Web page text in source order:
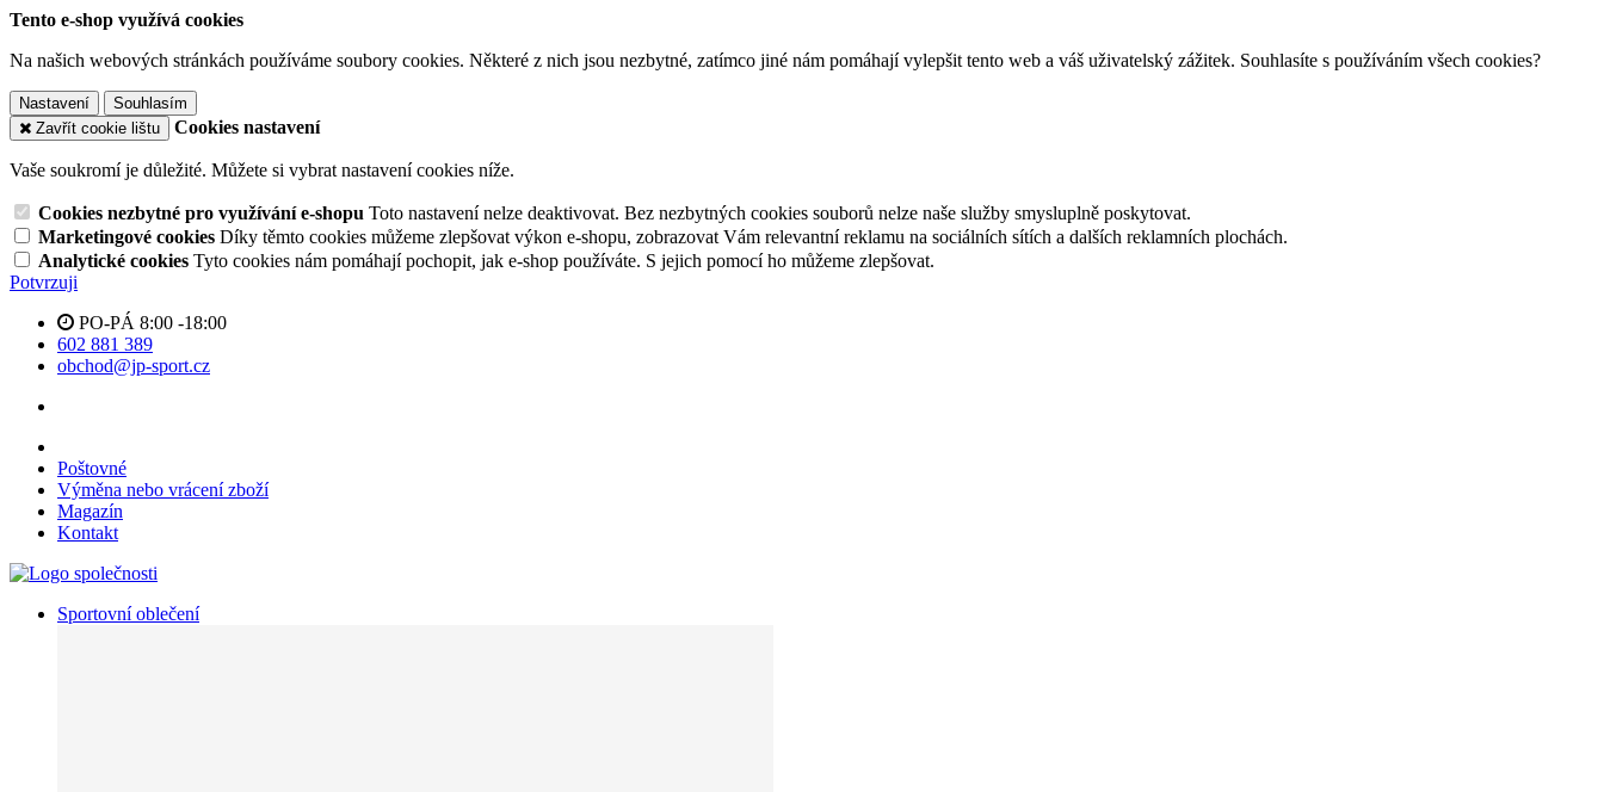
Tento e-shop využívá cookies
Na našich webových stránkách používáme soubory cookies. Některé z nich jsou nezbytné, zatímco jiné nám pomáhají vylepšit tento web a váš uživatelský zážitek. Souhlasíte s používáním všech cookies?
Nastavení
Souhlasím
Zavřít cookie lištu
Cookies nastavení
Vaše soukromí je důležité. Můžete si vybrat nastavení cookies níže.
Cookies nezbytné pro využívání e-shopu Toto nastavení nelze deaktivovat. Bez nezbytných cookies souborů nelze naše služby smysluplně poskytovat.
Marketingové cookies Díky těmto cookies můžeme zlepšovat výkon e-shopu, zobrazovat Vám relevantní reklamu na sociálních sítích a dalších reklamních plochách.
Analytické cookies Tyto cookies nám pomáhají pochopit, jak e-shop používáte. S jejich pomocí ho můžeme zlepšovat.
Potvrzuji
PO-PÁ 8:00 -18:00
602 881 389
obchod@jp-sport.cz
Poštovné
Výměna nebo vrácení zboží
Magazín
Kontakt
Sportovní oblečení